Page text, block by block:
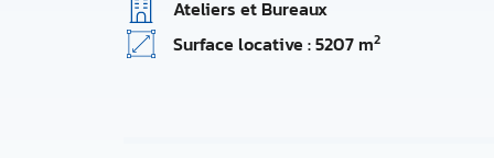
Ateliers et Bureaux
Surface locative : 5207 m2